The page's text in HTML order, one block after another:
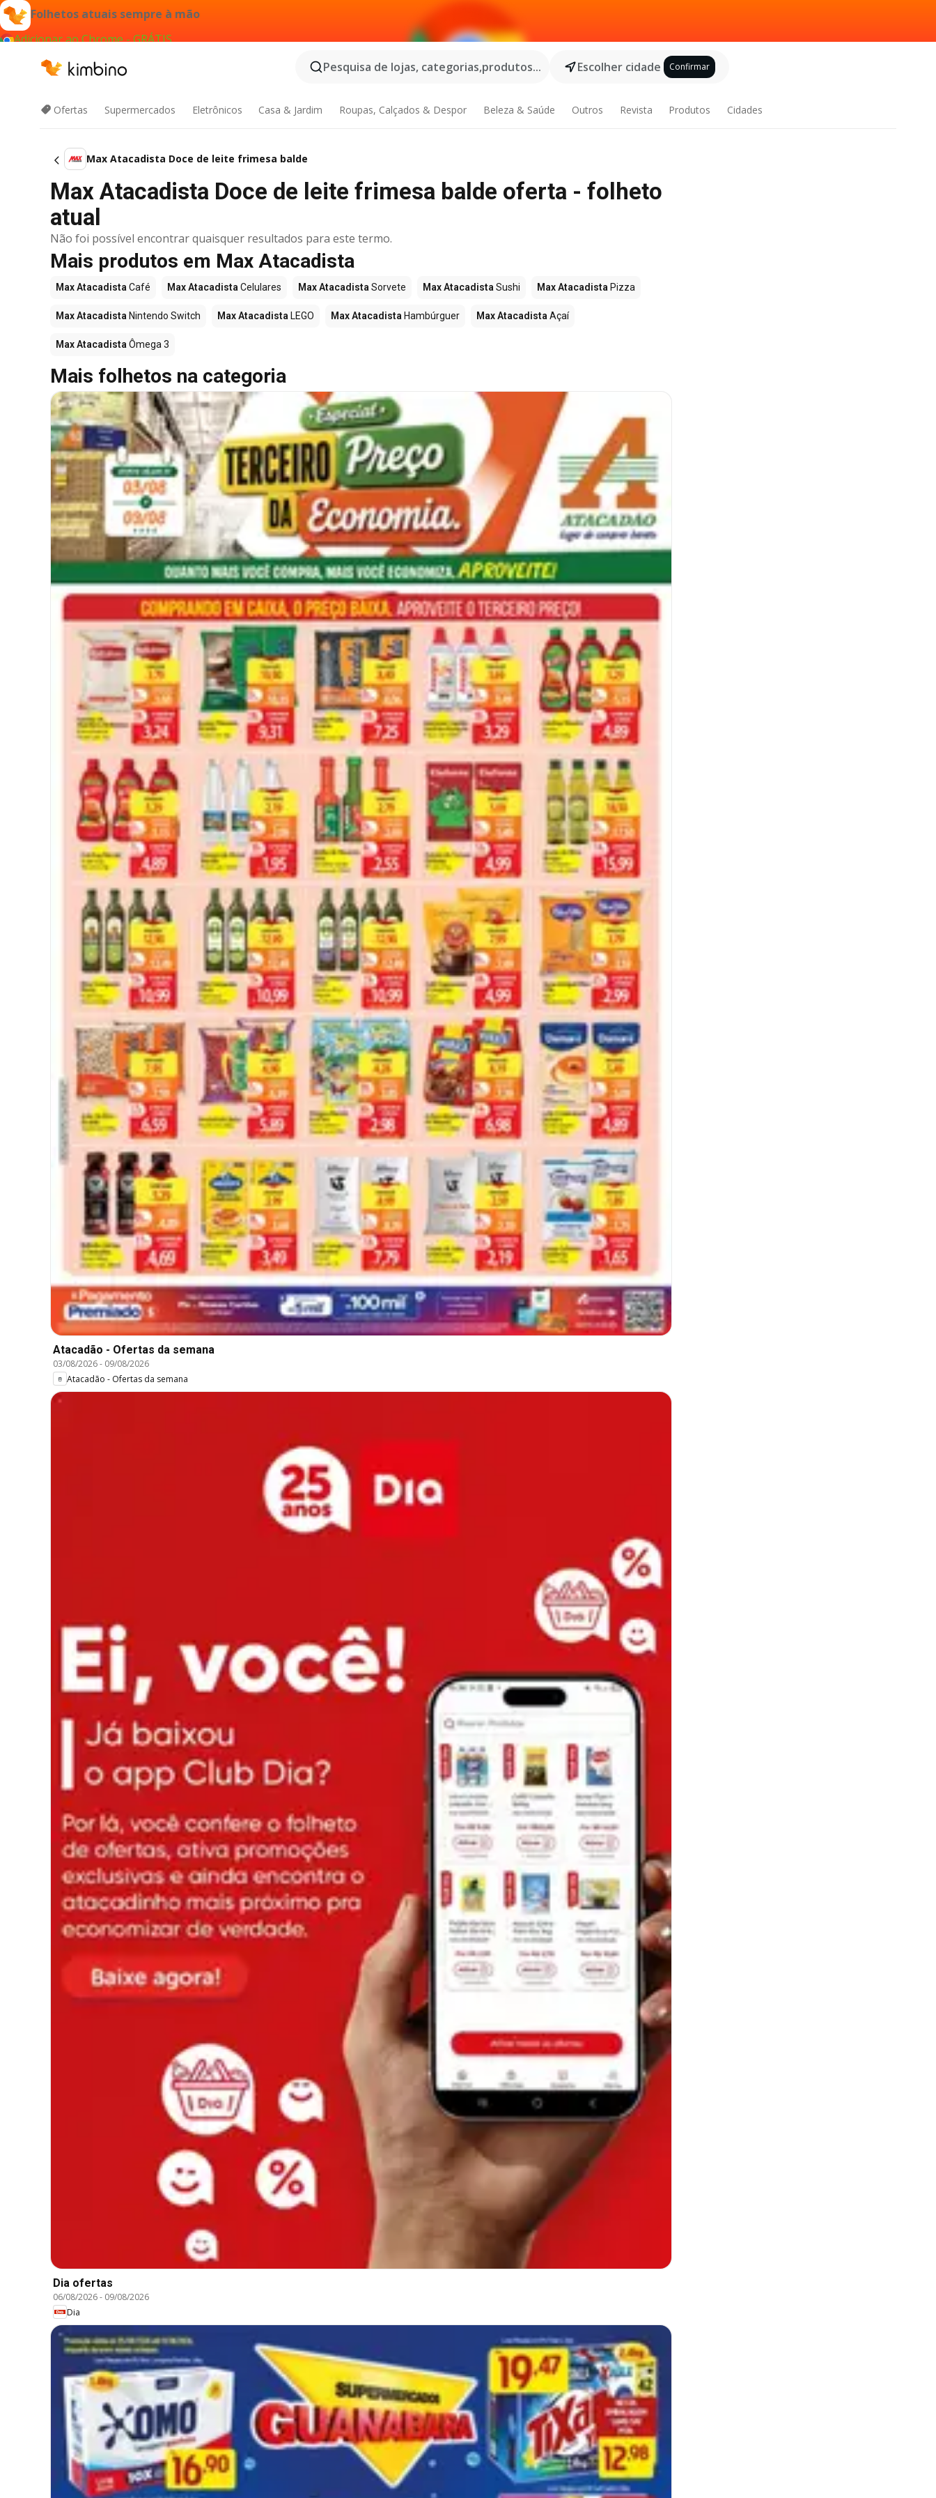
Folhetos atuais sempre à mão
Adicionar ao Chrome - GRÁTIS
Pesquisa de lojas, categorias,produtos...
Escolher cidade Confirmar
Ofertas Supermercados Eletrônicos Casa & Jardim Roupas, Calçados & Despor Beleza & Saúde Outros Revista Produtos Cidades
Max Atacadista Doce de leite frimesa balde
Max Atacadista Doce de leite frimesa balde oferta - folheto
atual
Não foi possível encontrar quaisquer resultados para este termo.
Mais produtos em Max Atacadista
Max Atacadista Café Max Atacadista Celulares Max Atacadista Sorvete Max Atacadista Sushi Max Atacadista Pizza
Max Atacadista Nintendo Switch Max Atacadista LEGO Max Atacadista Hambúrguer Max Atacadista Açaí
Max Atacadista Ômega 3
Mais folhetos na categoria
Atacadão - Ofertas da semana
03/08/2026- 09/08/2026
Atacadão - Ofertas da semana
Dia ofertas
06/08/2026- 09/08/2026
Dia